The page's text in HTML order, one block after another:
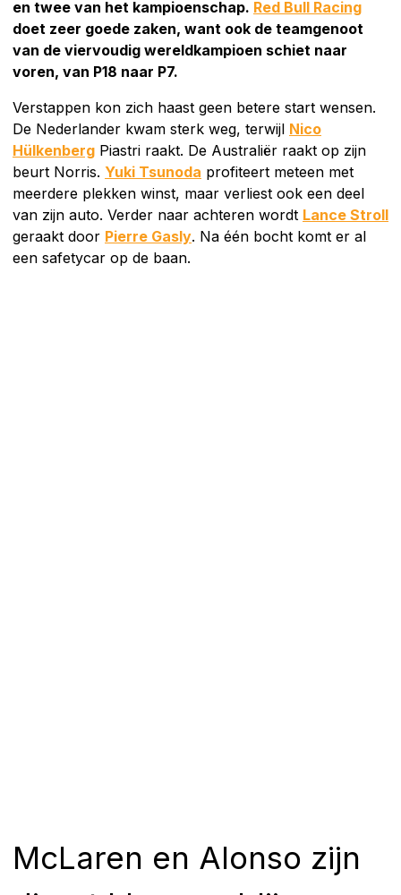
en twee van het kampioenschap. Red Bull Racing
doet zeer goede zaken, want ook de teamgenoot
van de viervoudig wereldkampioen schiet naar
voren, van P18 naar P7.
Verstappen kon zich haast geen betere start wensen.
De Nederlander kwam sterk weg, terwijl Nico
Hülkenberg Piastri raakt. De Australiër raakt op zijn
beurt Norris. Yuki Tsunoda profiteert meteen met
meerdere plekken winst, maar verliest ook een deel
van zijn auto. Verder naar achteren wordt Lance Stroll
geraakt door Pierre Gasly. Na één bocht komt er al
een safetycar op de baan.
McLaren en Alonso zijn